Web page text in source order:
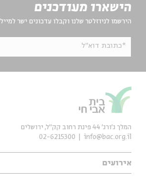
הישארו מעודכנים
הירשמו לניוזלטר שלנו וקבלו עדכונים ישר למייל
*כתובת דוא"ל
אירועים
עיון
המלך ג'ורג' 44 פינת רחוב קק״ל, ירושלים
info@bac.org.il
02-6215300